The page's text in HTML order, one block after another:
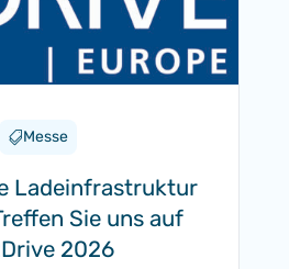
Messe
Ladeinfrastruktur
Sie uns auf
2026